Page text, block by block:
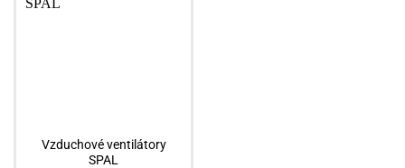
Vzduchové ventilátory
SPAL